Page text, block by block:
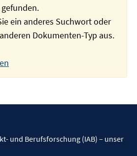
ein anderes Suchwort oder
Dokumenten-Typ aus.
und Berufsforschung (IAB) – unser